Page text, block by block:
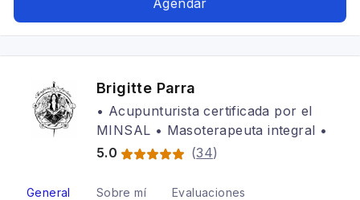
Agendar
Brigitte Parra
• Acupunturista certificada por el
MINSAL • Masoterapeuta integral •
5.0
(34)
General Sobre mí Evaluaciones